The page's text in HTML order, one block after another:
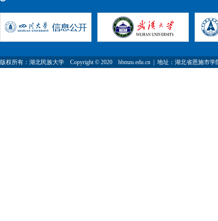
版权所有：湖北民族大学 Copyright © 2020 hbmzu.edu.cn | 地址：湖北省恩施